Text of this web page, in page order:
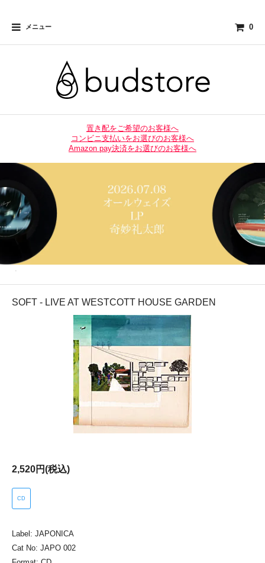
メニュー 0
置き配をご希望のお客様へ
コンビニ支払いをお選びのお客様へ
Amazon pay決済をお選びのお客様へ
SOFT - LIVE AT WESTCOTT HOUSE GARDEN
2,520円(税込)
CD
Label: JAPONICA
Cat No: JAPO 002